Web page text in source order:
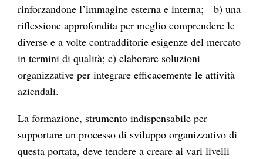
rinforzandone l’immagine esterna e interna; b) una
riflessione approfondita per meglio comprendere le
diverse e a volte contradditorie esigenze del mercato
in termini di qualità; c) elaborare soluzioni
organizzative per integrare efficacemente le attività
aziendali.
La formazione, strumento indispensabile per
supportare un processo di sviluppo organizzativo di
questa portata, deve tendere a creare ai vari livelli